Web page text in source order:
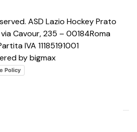
ASD Lazio Hockey Prato
Cavour, 235 – 00184Roma
IVA 11185191001
by bigmax
Policy